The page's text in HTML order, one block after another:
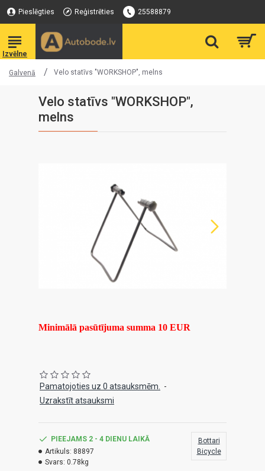
Pieslēgties Reģistrēties 25588879
Galvenā Velo statīvs "WORKSHOP", melns
Velo statīvs "WORKSHOP",
melns
Minimālā pasūtījuma summa 10 EUR
Pamatojoties uz 0 atsauksmēm.
-
Uzrakstīt atsauksmi
PIEEJAMS 2 - 4 DIENU LAIKĀ
Artikuls: 88897
Svars: 0.78kg
Bottari
Bicycle